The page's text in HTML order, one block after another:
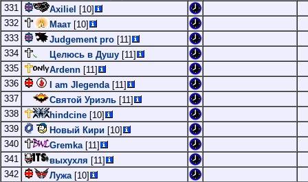
331
Axiliel
[10]
332
Маат [10]
333
Judgement pro [11]
334
Целюсь в Душу [11]
335
Ardenn [11]
336
I am JIegenda[11]
337
Святой Уриэль [11]
338
hindcine [10]
339
Новый Кири [10]
340
Gremka[11]
341
выхухля [11]
342
Лужа[10]